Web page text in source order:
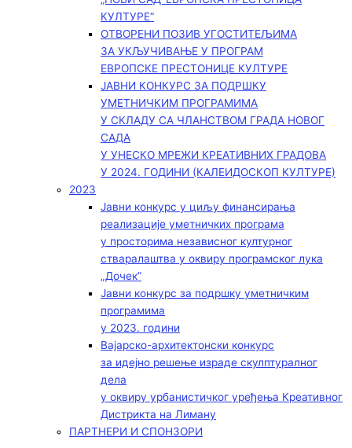
КУЛТУРЕ“
ОТВОРЕНИ ПОЗИВ УГОСТИТЕЉИМА
ЗА УКЉУЧИВАЊЕ У ПРОГРАМ
ЕВРОПСКЕ ПРЕСТОНИЦЕ КУЛТУРЕ
ЈАВНИ КОНКУРС ЗА ПОДРШКУ
УМЕТНИЧКИМ ПРОГРАМИМА
У СКЛАДУ СА ЧЛАНСТВОМ ГРАДА НОВОГ
САДА
У УНЕСКО МРЕЖИ КРЕАТИВНИХ ГРАДОВА
У 2024. ГОДИНИ (КАЛЕИДОСКОП КУЛТУРЕ)
2023
Јавни конкурс у циљу финансирања
реализације уметничких програма
у просторима независног културног
стваралаштва у оквиру програмског лука
„Дочек”
Јавни конкурс за подршку уметничким
програмима
у 2023. години
Вајарско-архитектонски конкурс
за идејно решење израде скулптуралног
дела
у оквиру урбанистичког уређења Креативног
Дистрикта на Лиману
ПАРТНЕРИ И СПОНЗОРИ